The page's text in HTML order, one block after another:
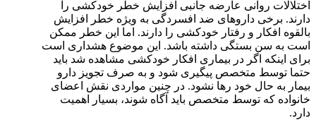
اختلالات روانی عارضه جانبی افزایش خطر خودکشی را
دارند. برخی داروهای ضد افسردگی به ویژه خطر افزایش
بالقوه افکار و رفتار خودکشی را دارند. اما این خطر ممکن
است به سن بستگی داشته باشد. این موضوع هشداری است
برای اینکه اگر در بیماری افکار خودکشی مشاهده شد باید
حتما توسط متخصص پیگیری شود و به صرف تجویز دارو
بیمار به حال خود رها نشود. در چنین مواردی نقش اعضای
خانواده که توسط متخصص باید آگاه شوند، بسیار اهمیت
دارد.